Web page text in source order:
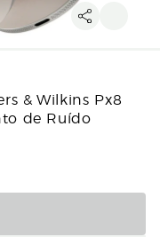
& Wilkins Px8
de Ruído